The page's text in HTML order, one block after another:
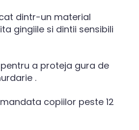
dintr-un material
gingiile si dintii sensibili
a proteja gura de
.
copiilor peste 12